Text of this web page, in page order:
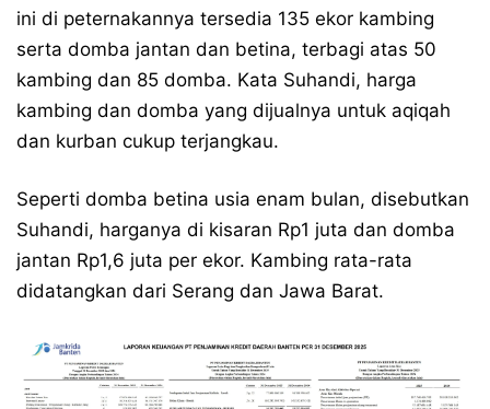
ini di peternakannya tersedia 135 ekor kambing
serta domba jantan dan betina, terbagi atas 50
kambing dan 85 domba. Kata Suhandi, harga
kambing dan domba yang dijualnya untuk aqiqah
dan kurban cukup terjangkau.
Seperti domba betina usia enam bulan, disebutkan
Suhandi, harganya di kisaran Rp1 juta dan domba
jantan Rp1,6 juta per ekor. Kambing rata-rata
didatangkan dari Serang dan Jawa Barat.